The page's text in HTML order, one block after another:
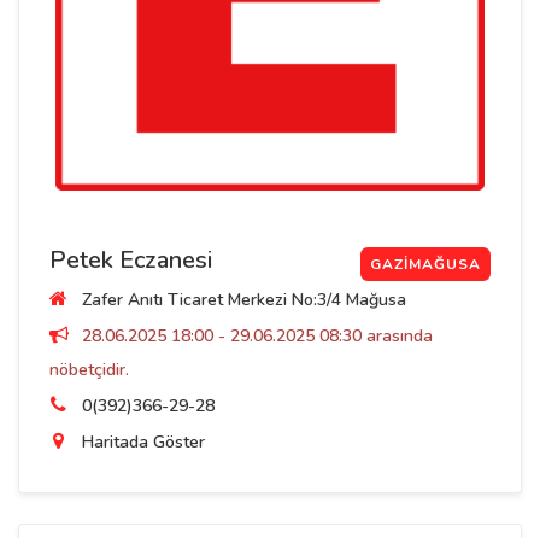
Petek Eczanesi GAZIMAĞUSA
Zafer Anıtı Ticaret Merkezi No:3/4 Mağusa
28.06.2025 18:00 - 29.06.2025 08:30 arasında
nöbetçidir.
0(392)366-29-28
Haritada Göster